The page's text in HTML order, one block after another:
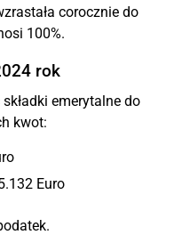
corocznie do
100%.
rok
emerytalne do
kwot:
Euro